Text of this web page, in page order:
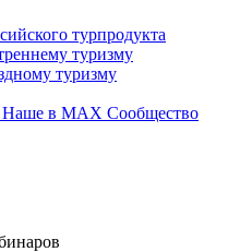
турпродукта
туризму
туризму
Наше в MAX Сообщество